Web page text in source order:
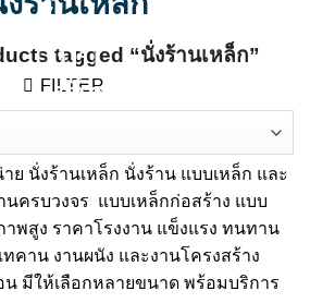
tagged “นั่งร้านเหล็ก”
FILTER
ย นั่งร้านเหล็ก นั่งร้าน แบบเหล็ก และ
ครบวงจร แบบเหล็กก่อสร้าง แบบ
พสูง ราคาโรงงาน แข็งแรง ทนทาน
ทคาน งานผนัง และงานโครงสร้าง
มีให้เลือกหลายขนาด พร้อมบริการ